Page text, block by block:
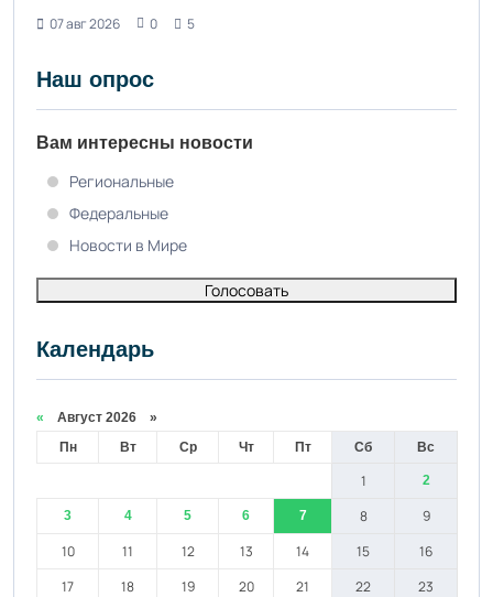
07 авг 2026
0 5
Наш опрос
Вам интересны новости
Региональные
Федеральные
Новости в Мире
Голосовать
Календарь
« Август 2026 »
Пн
Вт Ср Чт Пт Сб Вс
1 2
3 4 5 6 7 8
9
10
11 12 13 14 15
16
17
18 19 20 21 22
23